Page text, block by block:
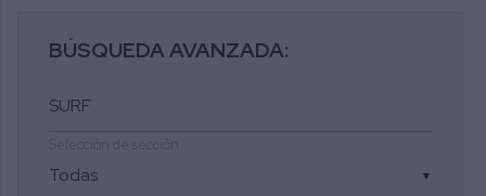
BÚSQUEDA AVANZADA:
▼